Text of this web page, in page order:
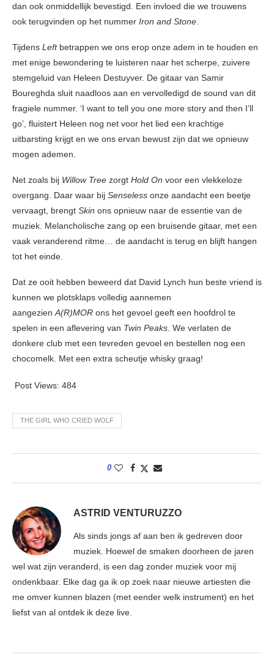
dan ook onmiddellijk bevestigd. Een invloed die we trouwens
ook terugvinden op het nummer Iron and Stone.
Tijdens Left betrappen we ons erop onze adem in te houden en
met enige bewondering te luisteren naar het scherpe, zuivere
stemgeluid van Heleen Destuyver. De gitaar van Samir
Boureghda sluit naadloos aan en vervolledigd de sound van dit
fragiele nummer. ‘I want to tell you one more story and then I’ll
go’, fluistert Heleen nog net voor het lied een krachtige
uitbarsting krijgt en we ons ervan bewust zijn dat we opnieuw
mogen ademen.
Net zoals bij Willow Tree zorgt Hold On voor een vlekkeloze
overgang. Daar waar bij Senseless onze aandacht een beetje
vervaagt, brengt Skin ons opnieuw naar de essentie van de
muziek. Melancholische zang op een bruisende gitaar, met een
vaak veranderend ritme… de aandacht is terug en blijft hangen
tot het einde.
Dat ze ooit hebben beweerd dat David Lynch hun beste vriend is
kunnen we plotsklaps volledig aannemen
aangezienA(R)MOR ons het gevoel geeft een hoofdrol te
spelen in een aflevering van Twin Peaks. We verlaten de
donkere club met een tevreden gevoel en bestellen nog een
chocomelk. Met een extra scheutje whisky graag!
Post Views: 484
THE GIRL WHO CRIED WOLF
0
ASTRID VENTURUZZO
Als sinds jongs af aan ben ik gedreven door
muziek. Hoewel de smaken doorheen de jaren
wel wat zijn veranderd, is een dag zonder muziek voor mij
ondenkbaar. Elke dag ga ik op zoek naar nieuwe artiesten die
me omver kunnen blazen (met eender welk instrument) en het
liefst van al ontdek ik deze live.